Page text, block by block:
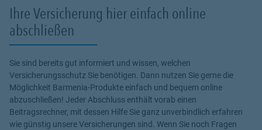
Ihre Versicherung hier einfach online
abschließen
Sie sind bereits gut informiert und wissen, welchen
Versicherungsschutz Sie benötigen. Dann nutzen Sie gerne die
Möglichkeit Barmenia-Produkte einfach und bequem online
abzuschließen! Jeder Abschluss enthält vorab einen
Beitragsrechner, mit dessen Hilfe Sie ganz unverbindlich erfahren
wie günstig unsere Versicherungen sind. Wenn Sie noch Fragen